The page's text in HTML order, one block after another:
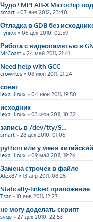
Чудо ! MPLAB-X Microchip
smart » 07 янв 2012, 23:40
Отладка в GDB без
Fynivx » 06 дек 2010, 02:59
Работа с видеопамятью в
MrCoast » 24 май 2011, 21:41
Need help with GCC
crownles » 08 июн 2011, 21:24
совет
lexa_linux » 04 июн 2011, 19:50
исходник
lexa_linux » 03 июн 2011, 10:32
запись в /dev/tty/S...
smart » 28 дек 2010, 01:06
python или у меня китайский
lexa_linux » 09 май 2011, 19:26
Замена строчек в файле
Alex87 » 13 апр 2011, 08:25
Statically-linked приложение
Tsar » 10 янв 2011, 12:27
не могу доделать скрипт
svgu » 27 дек 2010, 22:53